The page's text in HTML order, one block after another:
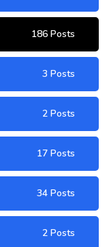
186 Posts
3 Posts
2 Posts
17 Posts
34 Posts
2 Posts